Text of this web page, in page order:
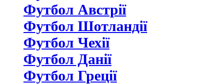
Футбол Австрії
Футбол Шотландії
Футбол Чехії
Футбол Данії
Футбол Греції